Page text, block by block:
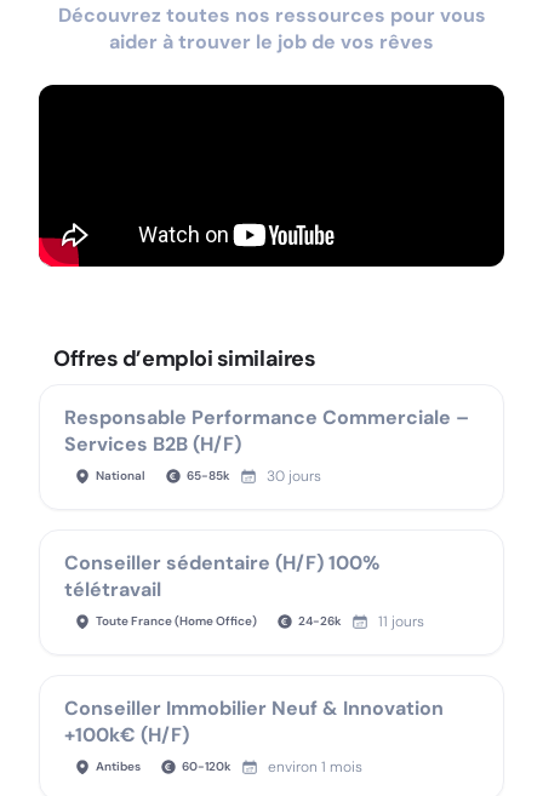
Découvrez toutes nos ressources pour vous
aider à trouver le job de vos rêves
Offres d’emploi similaires
Responsable Performance Commerciale –
Services B2B (H/F)
National 65-85k 30 jours
Conseiller sédentaire (H/F) 100%
télétravail
Toute France (Home Office) 24-26k 11 jours
Conseiller Immobilier Neuf & Innovation
+100k€ (H/F)
Antibes 60-120k environ 1 mois